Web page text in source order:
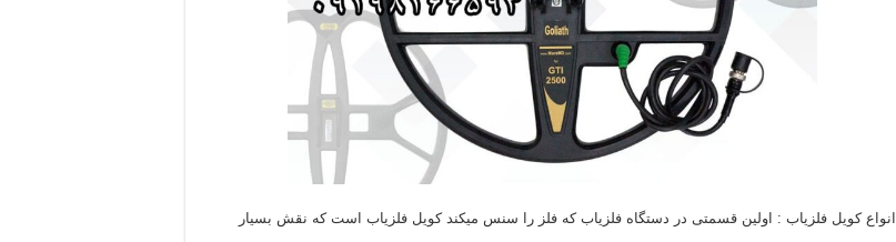
انواع کویل فلزیاب : اولین قسمتی در دستگاه فلزیاب که فلز را سنس میکند کویل فلزیاب است که نقش بسیار